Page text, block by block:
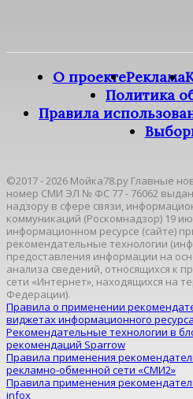
О проектеРеклама
Политика
Правила
©2017 - 2026 Мойка78.ру Главные
номер СМИ ЭЛ № ФС 77 - 76062
надзору в сфере связи,
коммуникаций (Роскомнадзор) 19
информационном ресурсе (сайте)
рекомендательные технологии
предоставления информации на
анализа сведений, относящихся к
сети «Интернет», находящихся на
Федерации).
Правила о применении
виджетах информационного
Рекомендательные технологии в
рекомендаций Sparrow
Правила применения
рекламно-обменной сети «СМИ2»
Правила применения
infox